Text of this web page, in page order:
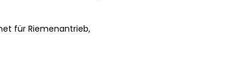
für Riemenantrieb,